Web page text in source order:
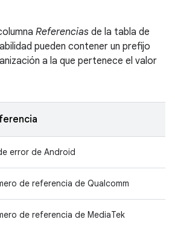
Referencias de la tabla de
pueden contener un prefijo
a la que pertenece el valor
error de Android
de referencia de Qualcomm
de referencia de MediaTek